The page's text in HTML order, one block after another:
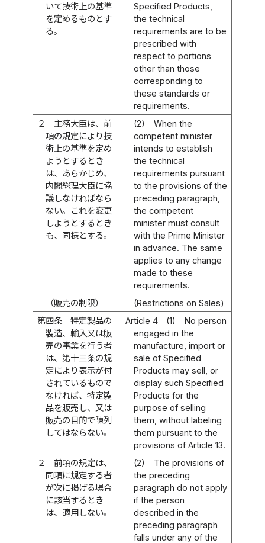
いて技術上の基準
を定めるものとす
る。
Specified Products,
the technical
requirements are to be
prescribed with
respect to portions
other than those
corresponding to
these standards or
requirements.
２
主務大臣は、前
項の規定により技
術上の基準を定め
ようとするとき
は、あらかじめ、
内閣総理大臣に協
議しなければなら
ない。これを変更
しようとするとき
も、同様とする。
(2)
When the
competent minister
intends to establish
the technical
requirements pursuant
to the provisions of the
preceding paragraph,
the competent
minister must consult
with the Prime Minister
in advance. The same
applies to any change
made to these
requirements.
（販売の制限）
(Restrictions on Sales)
第四条
特定製品の
製造、輸入又は販
売の事業を行う者
は、第十三条の規
定により表示が付
されているもので
なければ、特定製
品を販売し、又は
販売の目的で陳列
してはならない。
Article 4 (1)
No person
engaged in the
manufacture, import or
sale of Specified
Products may sell, or
display such Specified
Products for the
purpose of selling
them, without labeling
them pursuant to the
provisions of Article 13.
２
前項の規定は、
同項に規定する者
が次に掲げる場合
に該当するとき
は、適用しない。
(2)
The provisions of
the preceding
paragraph do not apply
if the person
described in the
preceding paragraph
falls under any of the